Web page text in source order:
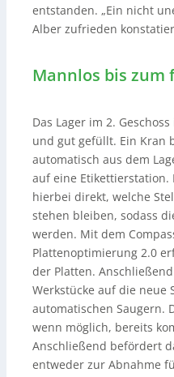
entstanden. „Ein nicht
Alber zufrieden
Mannlos bis
Das Lager im 2.
und gut gefüllt. Ein Kran
automatisch aus dem
auf eine Etikettierstation.
hierbei direkt, welche
stehen bleiben, sodass
werden. Mit dem
Plattenoptimierung 2.0
der Platten.
Werkstücke auf die neue
automatischen Saugern.
wenn möglich, bereits
Anschließend befördert
entweder zur Abnahme